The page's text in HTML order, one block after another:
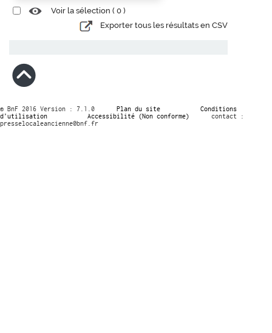
Voir la sélection ( 0 )
Exporter tous les résultats en CSV
© BnF 2016 Version : 7.1.0 Plan du site
Conditions
d’utilisation
Accessibilité (Non conforme)
contact :
presselocaleancienne@bnf.fr